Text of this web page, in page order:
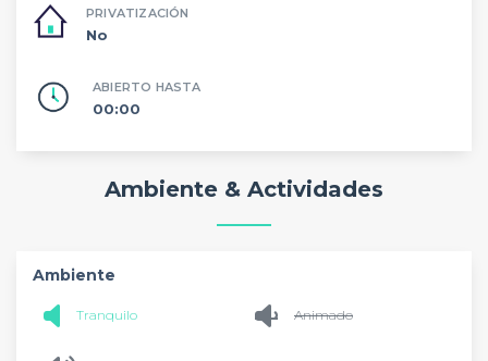
PRIVATIZACIÓN
No
ABIERTO HASTA
00:00
Ambiente & Actividades
Ambiente
Tranquilo Animado